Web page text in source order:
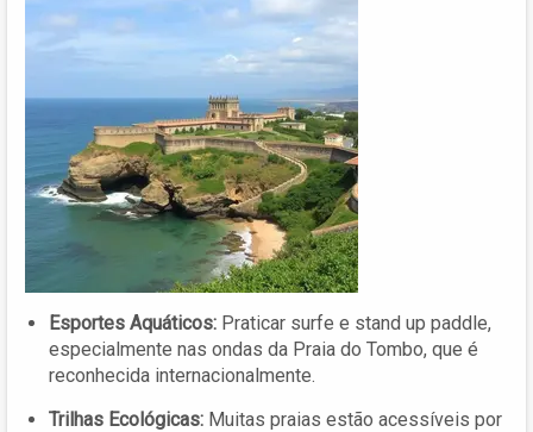
Esportes Aquáticos: Praticar surfe e stand up paddle,
especialmente nas ondas da Praia do Tombo, que é
reconhecida internacionalmente.
Trilhas Ecológicas: Muitas praias estão acessíveis por